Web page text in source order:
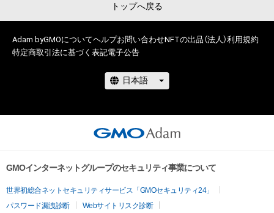
トップへ戻る
Adam byGMOについてヘルプお問い合わせNFTの出品（法人）利用規約
特定商取引法に基づく表記電子公告
GMOインターネットグループのセキュリティ事業について
世界初総合ネットセキュリティサービス「GMOセキュリティ24」
パスワード漏洩診断
Webサイトリスク診断